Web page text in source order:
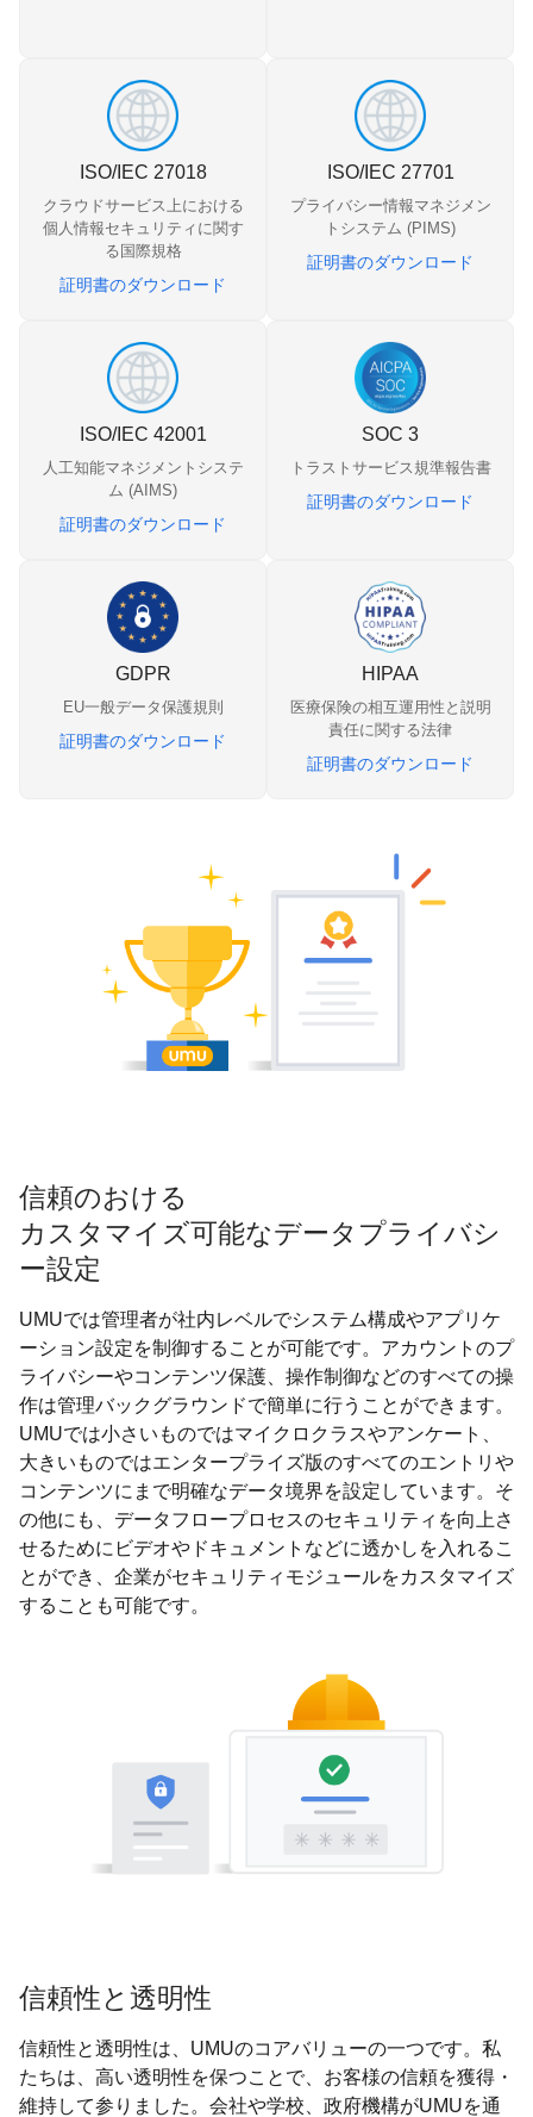
ISO/IEC 27018
クラウドサービス上における
個人情報セキュリティに関す
る国際規格
証明書のダウンロード
ISO/IEC 27701
プライバシー情報マネジメン
トシステム (PIMS)
証明書のダウンロード
ISO/IEC 42001
人工知能マネジメントシステ
ム (AIMS)
証明書のダウンロード
SOC 3
トラストサービス規準報告書
証明書のダウンロード
GDPR
EU一般データ保護規則
証明書のダウンロード
HIPAA
医療保険の相互運用性と説明
責任に関する法律
証明書のダウンロード
信頼のおける
カスタマイズ可能なデータプライバシ
ー設定
UMUでは管理者が社内レベルでシステム構成やアプリケ
ーション設定を制御することが可能です。アカウントのプ
ライバシーやコンテンツ保護、操作制御などのすべての操
作は管理バックグラウンドで簡単に行うことができます。
UMUでは小さいものではマイクロクラスやアンケート、
大きいものではエンタープライズ版のすべてのエントリや
コンテンツにまで明確なデータ境界を設定しています。そ
の他にも、データフロープロセスのセキュリティを向上さ
せるためにビデオやドキュメントなどに透かしを入れるこ
とができ、企業がセキュリティモジュールをカスタマイズ
することも可能です。
信頼性と透明性
信頼性と透明性は、UMUのコアバリューの一つです。私
たちは、高い透明性を保つことで、お客様の信頼を獲得・
維持して参りました。会社や学校、政府機構がUMUを通